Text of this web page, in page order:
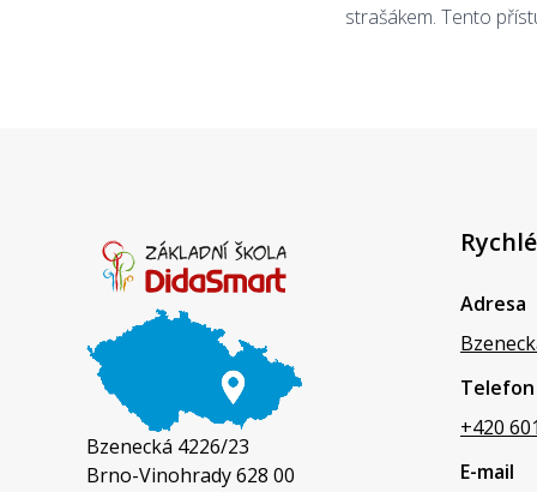
strašákem. Tento
Bzenecká 4226/23
Brno-Vinohrady 628 00
Adresa
Telefon
+420
E-mail